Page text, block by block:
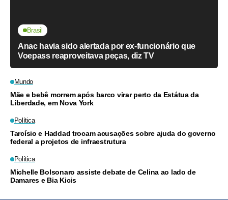
Brasil
Anac havia sido alertada por ex-funcionário que
Voepass reaproveitava peças, diz TV
Mundo
Mãe e bebê morrem após barco virar perto da Estátua da
Liberdade, em Nova York
Política
Tarcísio e Haddad trocam acusações sobre ajuda do governo
federal a projetos de infraestrutura
Política
Michelle Bolsonaro assiste debate de Celina ao lado de
Damares e Bia Kicis